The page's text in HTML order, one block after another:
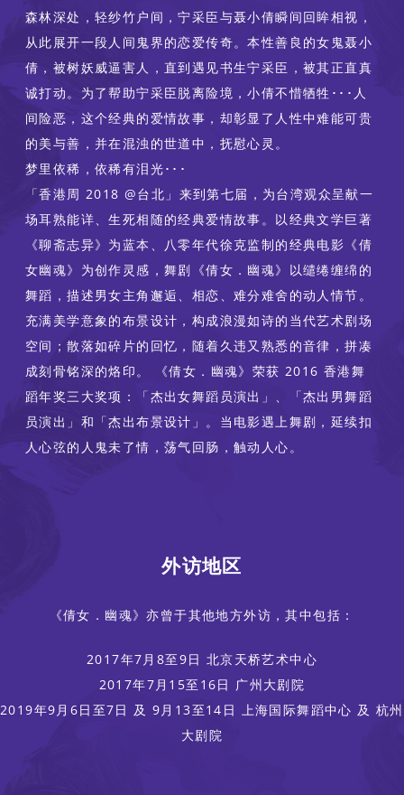
森林深处，轻纱竹户间，宁采臣与聂小倩瞬间回眸相视，
从此展开一段人间鬼界的恋爱传奇。本性善良的女鬼聂小
倩，被树妖威逼害人，直到遇见书生宁采臣，被其正直真
诚打动。为了帮助宁采臣脱离险境，小倩不惜牺牲･･･人
间险恶，这个经典的爱情故事，却彰显了人性中难能可贵
的美与善，并在混浊的世道中，抚慰心灵。
梦里依稀，依稀有泪光･･･
「香港周 2018 @台北」来到第七届，为台湾观众呈献一
场耳熟能详、生死相随的经典爱情故事。以经典文学巨著
《聊斋志异》为蓝本、八零年代徐克监制的经典电影《倩
女幽魂》为创作灵感，舞剧《倩女．幽魂》以缱绻缠绵的
舞蹈，描述男女主角邂逅、相恋、难分难舍的动人情节。
充满美学意象的布景设计，构成浪漫如诗的当代艺术剧场
空间；散落如碎片的回忆，随着久违又熟悉的音律，拼凑
成刻骨铭深的烙印。 《倩女．幽魂》荣获 2016 香港舞
蹈年奖三大奖项：「杰出女舞蹈员演出」、「杰出男舞蹈
员演出」和「杰出布景设计」。当电影遇上舞剧，延续扣
人心弦的人鬼未了情，荡气回肠，触动人心。
外访地区
《倩女．幽魂》亦曾于其他地方外访，其中包括：
2017年7月8至9日 北京天桥艺术中心
2017年7月15至16日 广州大剧院
2019年9月6日至7日 及 9月13至14日 上海国际舞蹈中心 及 杭州
大剧院